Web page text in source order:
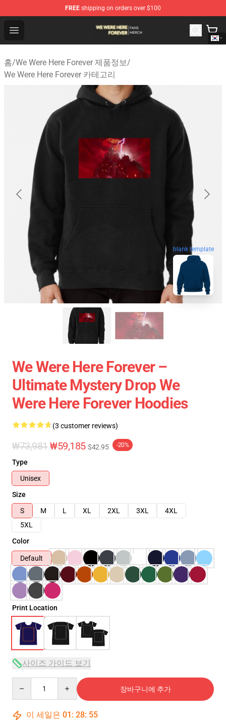
FREE shipping on orders over $100
Open menu
We Were Here Forever Shop - Official We Were Here
홈/We Were Here Forever 제품정보/
We Were Here Forever 카테고리
blank template
We Were Here Forever –
Ultimate Mystery Drop We
Were Here Forever Hoodies
(3 customer reviews)
₩73,981 ₩59,185 $42.95 -20%
Type
Unisex
Size
S
M L XL 2XL 3XL
4XL
5XL
Color
Default
Print Location
사이즈 가이드 보기
장바구니에 추가
이 세일은 01 : 28: 54